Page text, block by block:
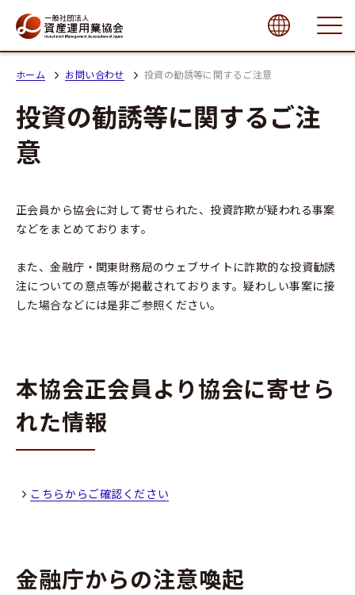
close
ホーム お問い合わせ 投資の勧誘等に関するご注意
投資の勧誘等に関するご注
意
正会員から協会に対して寄せられた、投資詐欺が疑われる事案
などをまとめております。
また、金融庁・関東財務局のウェブサイトに詐欺的な投資勧誘
注についての意点等が掲載されております。疑わしい事案に接
した場合などには是非ご参照ください。
本協会正会員より協会に寄せら
れた情報
こちらからご確認ください
金融庁からの注意喚起